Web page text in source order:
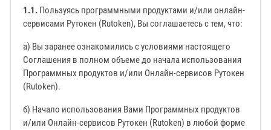
1.1. Пользуясь программными продуктами и/или онлайн-
сервисами Рутокен (Rutoken), Вы соглашаетесь с тем, что:
а) Вы заранее ознакомились с условиями настоящего
Соглашения в полном объеме до начала использования
Программных продуктов и/или Онлайн-сервисов Рутокен
(Rutoken).
б) Начало использования Вами Программных продуктов
и/или Онлайн-сервисов Рутокен (Rutoken) в любой форме